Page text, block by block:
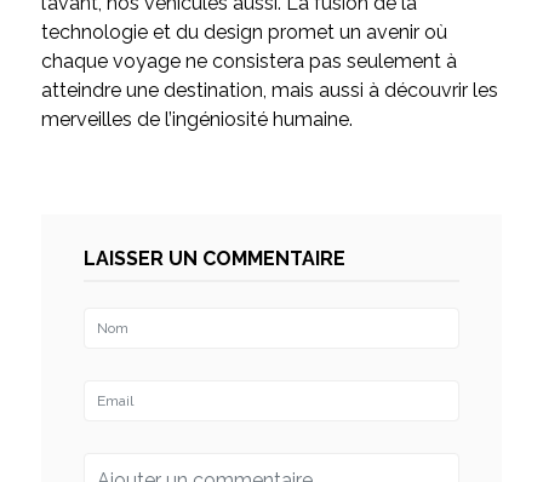
technologie et du design promet un avenir où
chaque voyage ne consistera pas seulement à
atteindre une destination, mais aussi à découvrir les
merveilles de l’ingéniosité humaine.
LAISSER UN COMMENTAIRE